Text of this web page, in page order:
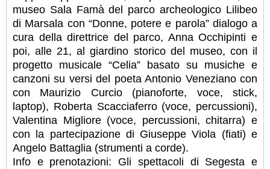
museo Sala Famà del parco archeologico Lilibeo
di Marsala con “Donne, potere e parola” dialogo a
cura della direttrice del parco, Anna Occhipinti e
poi, alle 21, al giardino storico del museo, con il
progetto musicale “Celia” basato su musiche e
canzoni su versi del poeta Antonio Veneziano con
con Maurizio Curcio (pianoforte, voce, stick,
laptop), Roberta Scacciaferro (voce, percussioni),
Valentina Migliore (voce, percussioni, chitarra) e
con la partecipazione di Giuseppe Viola (fiati) e
Angelo Battaglia (strumenti a corde).
Info e prenotazioni: Gli spettacoli di Segesta e